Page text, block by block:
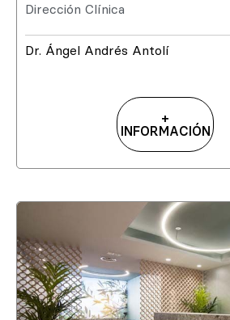
Dirección Clínica
Dr. Ángel Andrés Antolí
+
INFORMACIÓN